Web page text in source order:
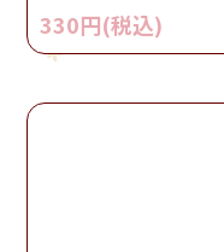
330円(税込)